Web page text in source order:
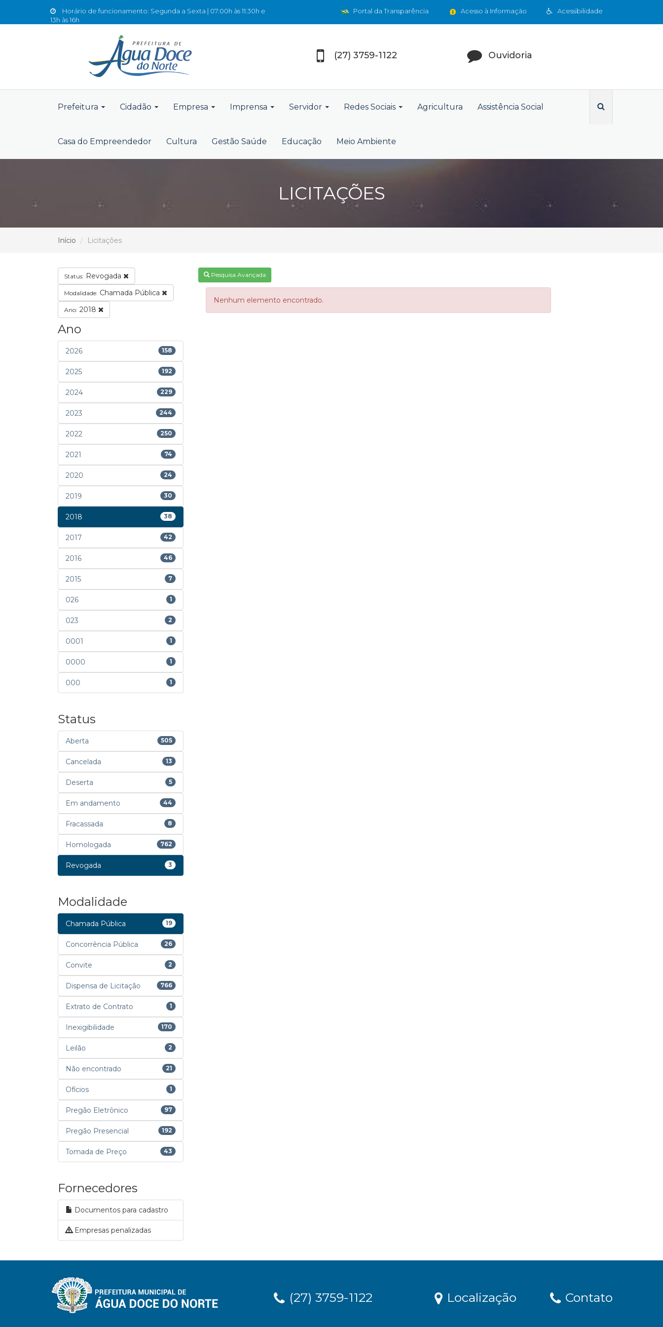
Horário de funcionamento: Segunda a Sexta | 07:00h às 11:30h e
13h às 16h
Acessibilidade
Acesso à Informação
Portal da Transparência
(27) 3759-1122 Ouvidoria
Prefeitura Cidadão Empresa Imprensa Servidor Redes Sociais Agricultura Assistência Social
Casa do Empreendedor Cultura Gestão Saúde Educação Meio Ambiente
LICITAÇÕES
Início Licitações
Status: Revogada
Modalidade: Chamada Pública
Ano: 2018
Ano
2026 158
2025 192
2024 229
2023 244
2022 250
2021 74
2020 24
2019 30
2018 38
2017 42
2016 46
2015 7
026 1
023 2
0001 1
0000 1
000 1
Status
Aberta 505
Cancelada 13
Deserta 5
Em andamento 44
Fracassada 8
Homologada 762
Revogada 3
Modalidade
Chamada Pública 19
Concorrência Pública 26
Convite 2
Dispensa de Licitação 766
Extrato de Contrato 1
Inexigibilidade 170
Leilão 2
Não encontrado 21
Ofícios 1
Pregão Eletrônico 97
Pregão Presencial 192
Tomada de Preço 43
Fornecedores
Documentos para cadastro
Empresas penalizadas
Pesquisa Avançada
Nenhum elemento encontrado.
(27) 3759-1122 Localização Contato